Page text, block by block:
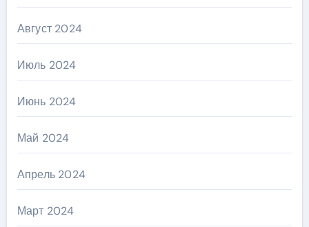
Август 2024
Июль 2024
Июнь 2024
Май 2024
Апрель 2024
Март 2024